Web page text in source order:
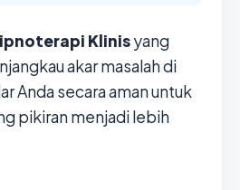
Klinisyang
akar masalah di
Anda secara aman untuk
pikiran menjadi lebih